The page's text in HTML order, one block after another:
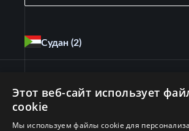
Судан (2)
Египет
Этот веб-сайт использует
cookie
Мы используем файлы cookie для